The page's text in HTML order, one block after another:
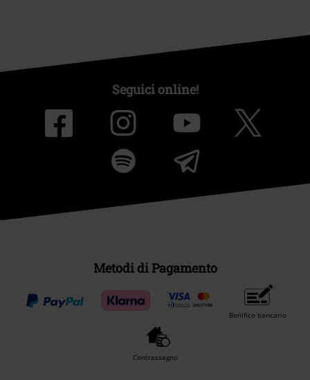
Seguici online!
Metodi di Pagamento
Bonifico bancario
Contrassegno